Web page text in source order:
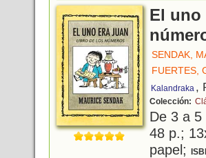
El uno
SENDAK,
FUERTES,
Kalandraka ,
Colección:
De 3 a
48 p.;
papel;